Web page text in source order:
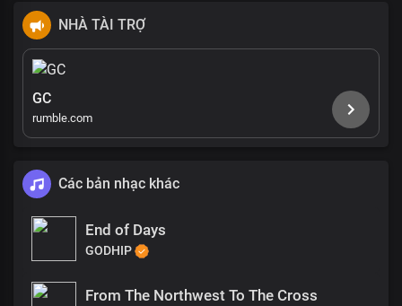
NHÀ TÀI TRỢ
GC
rumble.com
Các bản nhạc khác
End of Days
GODHIP
From The Northwest To The Cross